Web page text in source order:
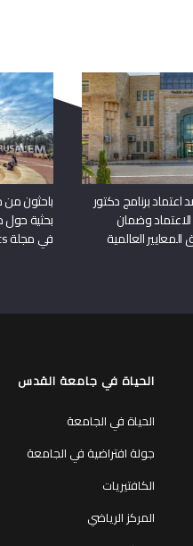
برنامج دكتور
وضمان
العالمية
باحثون
بحثية حول
في مجلة Frontiers in Pediatrics
الحياة في جامعة القدس
الحياة في الجامعة
جولة افتراضية في الجامعة
الكافتيريات
المركز الرياضي